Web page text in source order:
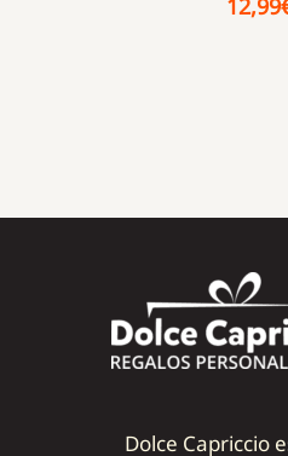
12,99
Dolce Capriccio